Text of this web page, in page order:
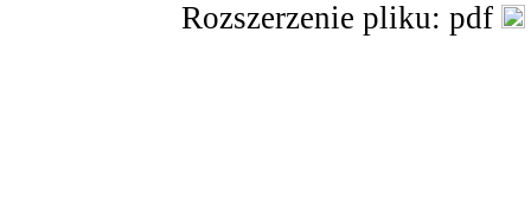
Rozszerzenie pliku: pdf